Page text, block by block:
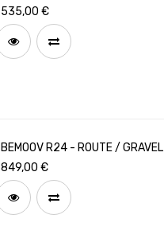
535,00 €
BEMOOV R24 - ROUTE / GRAVEL
849,00 €